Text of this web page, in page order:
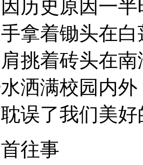
历史原因一
拿着锄头在白
挑着砖头在南
洒满校园内外
误了我们美好
往事